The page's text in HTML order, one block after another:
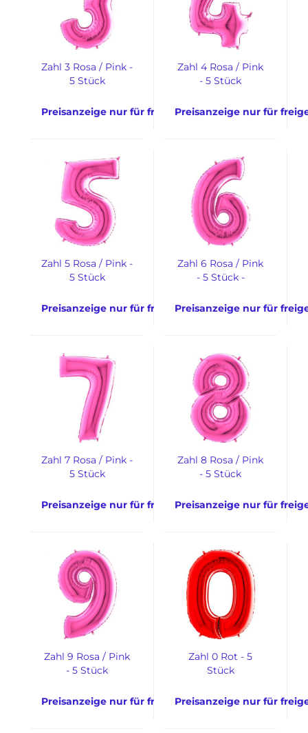
Zahl 3 Rosa / Pink -
5 Stück
Preisanzeige nur für freigeschaltete Kunden
Zahl 4 Rosa / Pink
- 5 Stück
Preisanzeige nur für
Zahl 5 Rosa / Pink -
5 Stück
Preisanzeige nur für freigeschaltete Kunden
Zahl 6 Rosa / Pink
- 5 Stück -
Preisanzeige nur für
Zahl 7 Rosa / Pink -
5 Stück
Preisanzeige nur für freigeschaltete Kunden
Zahl 8 Rosa / Pink
- 5 Stück
Preisanzeige nur für
Zahl 9 Rosa / Pink
- 5 Stück
Preisanzeige nur für freigeschaltete Kunden
Zahl 0 Rot - 5
Stück
Preisanzeige nur für